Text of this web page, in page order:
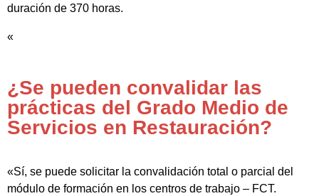
duración de 370 horas.
«
¿Se pueden convalidar las
prácticas del Grado Medio de
Servicios en Restauración?
«Sí, se puede solicitar la convalidación total o parcial del
módulo de formación en los centros de trabajo – FCT.